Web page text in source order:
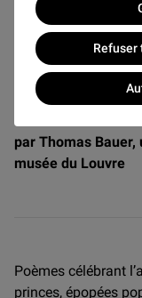
Refuser
par la Pyramide
par Thomas
musée du Louvre
Poèmes célébrant
princes, épopées